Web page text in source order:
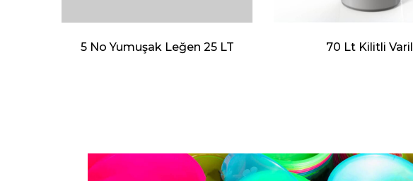
5 No Yumuşak Leğen 25 LT 70 Lt Kilitli Varil